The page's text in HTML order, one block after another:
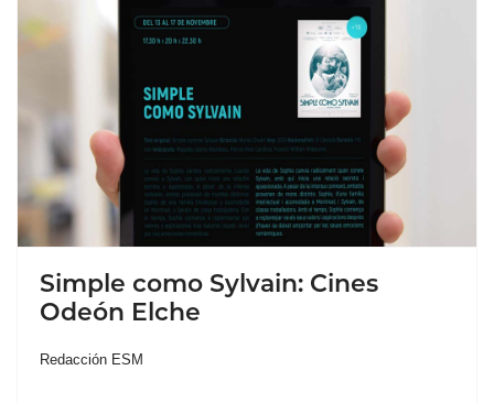
Simple como Sylvain: Cines
Odeón Elche
Redacción ESM